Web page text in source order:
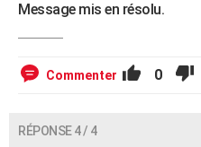
Message mis en résolu.
Commenter 0
RÉPONSE 4 / 4